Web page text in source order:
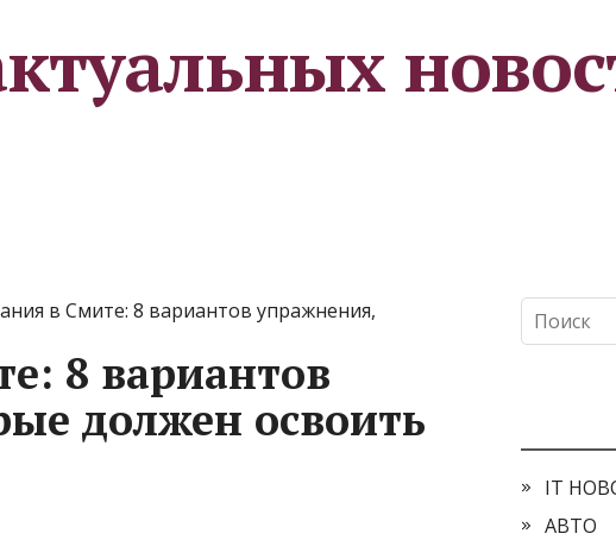
в Смите: 8 вариантов упражнения,
8 вариантов
должен освоить
IT
АВТО